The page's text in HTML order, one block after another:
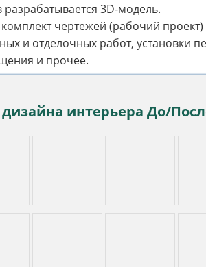
разрабатывается 3D-модель.
комплект чертежей (рабочий
и отделочных работ, установки
и прочее.
интерьера До/